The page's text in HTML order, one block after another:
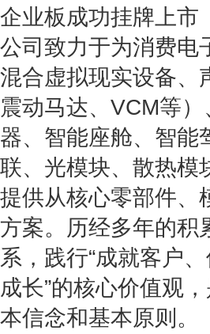
企业板成功挂牌上市
公司致力于为消费电
混合虚拟现实设备、
震动马达、VCM等
器、智能座舱、智能
联、光模块、散热模
提供从核心零部件、
方案。 历经多年的积
系，践行“成就客户
成长”的核心价值观
本信念和基本原则。